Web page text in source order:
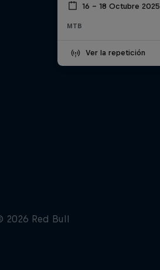
16 – 18 Octubre 2025
MTB
Ver la repetición